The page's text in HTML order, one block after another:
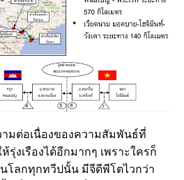
ามต่อเนื่องของความสัมพันธ์ที่
รุ่งเรืองได้อีกมากๆ เพราะใครก็
นโลกทุกทวีปนั้น มีจีดีพีโตไวกว่า